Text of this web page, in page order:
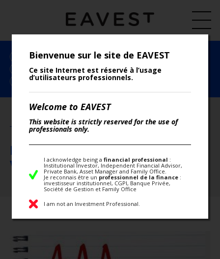
TOUS LES ARTICLES EAVEST ECONOMIE
INDICES
LES INSTANCES DE RÉGULATION
LETTRE HEBDO
PERFORMANCE
PRESSE RECHERCHE
MERCREDI 12 MAI 2021
NOTATION DES ÉMETTEURS :
VERSION DYNAMIQUE !!
Bienvenue sur le site de EAVEST
Ce site Internet est réservé à l’usage
d’utilisateurs professionnels.
Welcome to EAVEST
This website is strictly reserved for the use of
professionals only.
I acknowledge being a financial professional :
Institutional Investor, Independent Financial Advisor,
Private Bank, Asset Manager and Family Office.
Je reconnais être un professionnel de la finance :
investisseur institutionnel, CGPI, Banque Privée,
Société de Gestion et Family Office
I am not an Investment Professional.